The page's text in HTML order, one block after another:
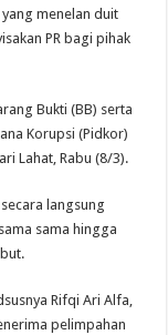
menelan duit
PR bagi pihak
Bukti (BB) serta
Korupsi (Pidkor)
Lahat, Rabu (8/3).
langsung
sama hingga
Rifqi Ari Alfa,
pelimpahan